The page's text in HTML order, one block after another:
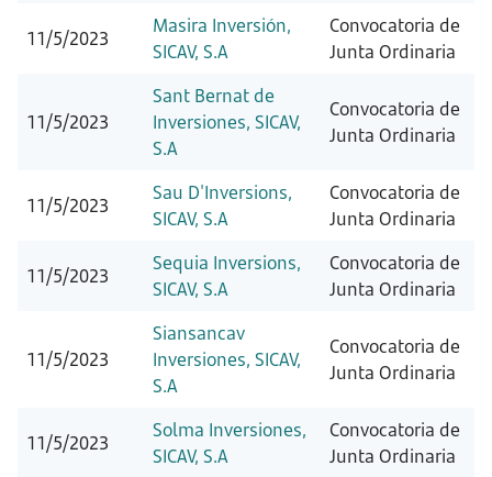
11/5/2023
Masira Inversión,
SICAV, S.A
Convocatoria de
Junta Ordinaria
11/5/2023
Sant Bernat de
Inversiones, SICAV,
S.A
Convocatoria de
Junta Ordinaria
11/5/2023
Sau D'Inversions,
SICAV, S.A
Convocatoria de
Junta Ordinaria
11/5/2023
Sequia Inversions,
SICAV, S.A
Convocatoria de
Junta Ordinaria
11/5/2023
Siansancav
Inversiones, SICAV,
S.A
Convocatoria de
Junta Ordinaria
11/5/2023
Solma Inversiones,
SICAV, S.A
Convocatoria de
Junta Ordinaria